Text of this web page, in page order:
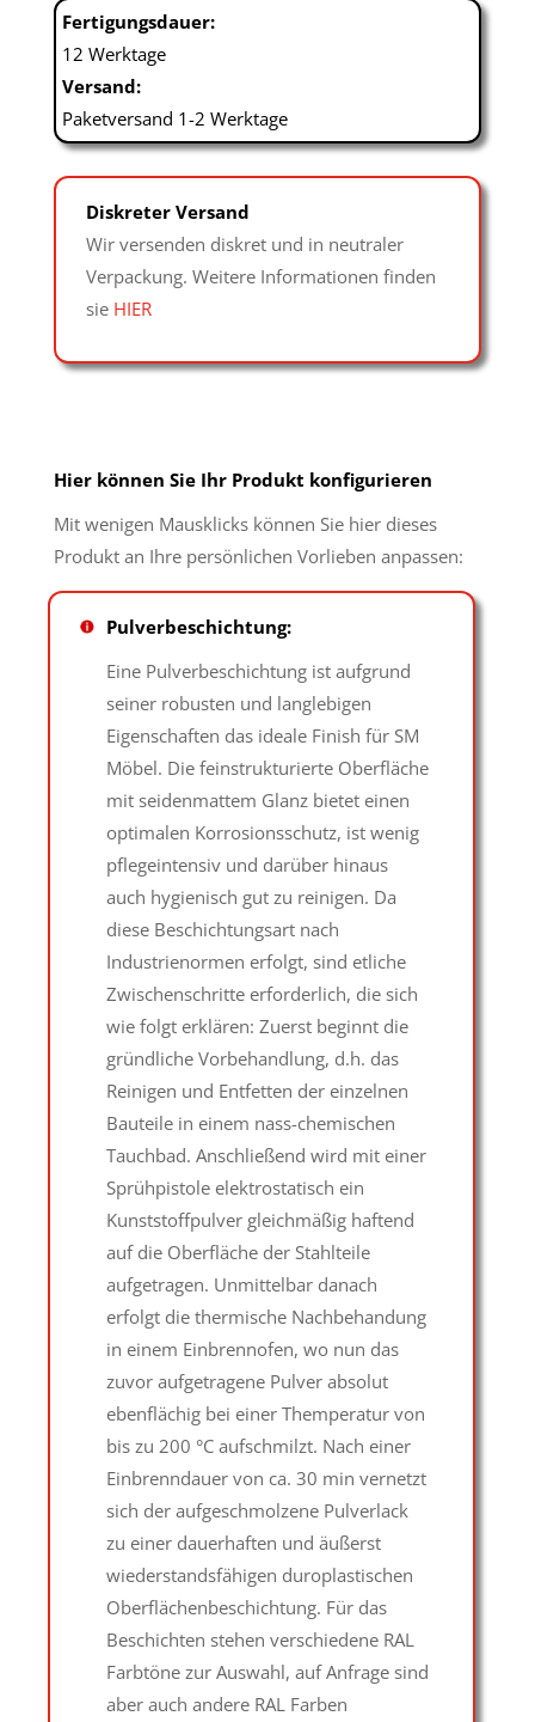
Fertigungsdauer:
12 Werktage
Versand:
Paketversand 1-2 Werktage
Diskreter Versand
Wir versenden diskret und in neutraler
Verpackung. Weitere Informationen finden
sie HIER
Hier können Sie Ihr Produkt konfigurieren
Mit wenigen Mausklicks können Sie hier dieses
Produkt an Ihre persönlichen Vorlieben anpassen:
Pulverbeschichtung:
Eine Pulverbeschichtung ist aufgrund
seiner robusten und langlebigen
Eigenschaften das ideale Finish für SM
Möbel. Die feinstrukturierte Oberfläche
mit seidenmattem Glanz bietet einen
optimalen Korrosionsschutz, ist wenig
pflegeintensiv und darüber hinaus
auch hygienisch gut zu reinigen. Da
diese Beschichtungsart nach
Industrienormen erfolgt, sind etliche
Zwischenschritte erforderlich, die sich
wie folgt erklären: Zuerst beginnt die
gründliche Vorbehandlung, d.h. das
Reinigen und Entfetten der einzelnen
Bauteile in einem nass-chemischen
Tauchbad. Anschließend wird mit einer
Sprühpistole elektrostatisch ein
Kunststoffpulver gleichmäßig haftend
auf die Oberfläche der Stahlteile
aufgetragen. Unmittelbar danach
erfolgt die thermische Nachbehandung
in einem Einbrennofen, wo nun das
zuvor aufgetragene Pulver absolut
ebenflächig bei einer Themperatur von
bis zu 200 °C aufschmilzt. Nach einer
Einbrenndauer von ca. 30 min vernetzt
sich der aufgeschmolzene Pulverlack
zu einer dauerhaften und äußerst
wiederstandsfähigen duroplastischen
Oberflächenbeschichtung. Für das
Beschichten stehen verschiedene RAL
Farbtöne zur Auswahl, auf Anfrage sind
aber auch andere RAL Farben